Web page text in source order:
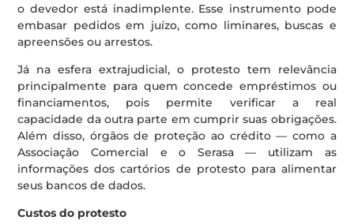
o devedor está inadimplente. Esse instrumento pode
embasar pedidos em juízo, como liminares, buscas e
apreensões ou arrestos.
Já na esfera extrajudicial, o protesto tem relevância
principalmente para quem concede empréstimos ou
financiamentos, pois permite verificar a real
capacidade da outra parte em cumprir suas obrigações.
Além disso, órgãos de proteção ao crédito — como a
Associação Comercial e o Serasa — utilizam as
informações dos cartórios de protesto para alimentar
seus bancos de dados.
Custos do protesto